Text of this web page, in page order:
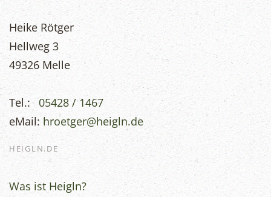
Heike Rötger
Hellweg 3
49326 Melle
Tel.:
05428 / 1467
eMail: hroetger@heigln.de
HEIGLN.DE
Was ist Heigln?